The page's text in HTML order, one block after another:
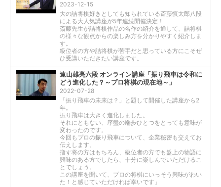
2023-12-15
大の詰将棋好きとしても知られている斎藤慎太郎八段
による大人気講座が5年連続開催決定！
斎藤先生が詰将棋作品の名作の紹介を通して、詰将棋
の様々な観点からの楽しみ方を分かりやすく紹介しま
す。
級位者の方や詰将棋が苦手だと思っている方にこそぜ
ひ受講いただきたい講座です。
遠山雄亮六段 オンライン講座「振り飛車は令和に
どう進化した？～プロ将棋の現在地～」
2022-07-28
「振り飛車の未来は？」と題して開催した講座から2
年。
振り飛車は大きく進化しました。
それにともない、序盤の端歩ひとつをとっても意味が
変わったのです。
今回もプロの振り飛車について、企業秘密も交えてお
伝えします。
指す将の方はもちろん、級位者の方でも盤上の物語に
興味のある方でしたら、十分に楽しんでいただけるこ
とでしょう。
この講座を聞いて、プロの将棋にいっそう興味がわい
た！と感じていただければ幸いです」